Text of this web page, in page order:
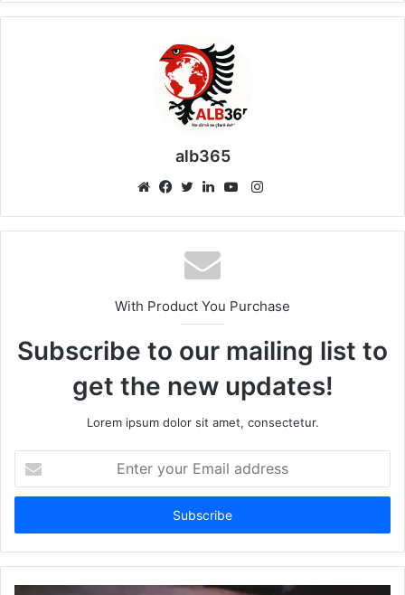
alb365
Instagram
With Product You Purchase
Subscribe to our mailing list to
get the new updates!
Lorem ipsum dolor sit amet, consectetur.
your
Email